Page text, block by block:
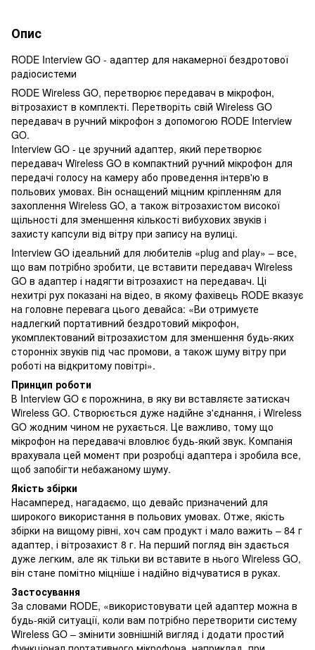
Опис
RODE Interview GO - адаптер для накамерної бездротової
радіосистеми
RODE Wireless GO, перетворює передавач в мікрофон,
вітрозахист в комплекті. Перетворіть свій Wireless GO
передавач в ручний мікрофон з допомогою RODE Interview
GO.
Interview GO - це зручний адаптер, який перетворює
передавач Wireless GO в компактний ручний мікрофон для
передачі голосу на камеру або проведення інтерв'ю в
польових умовах. Він оснащений міцним кріпленням для
захоплення Wireless GO, а також вітрозахистом високої
щільності для зменшення кількості вибухових звуків і
захисту капсули від вітру при запису на вулиці.
Interview GO ідеальний для любителів «plug and play» – все,
що вам потрібно зробити, це вставити передавач Wireless
GO в адаптер і надягти вітрозахист на передавач. Ці
нехитрі рух показані на відео, в якому фахівець RODE вказує
на головне перевага цього девайса: «Ви отримуєте
надлегкий портативний бездротовий мікрофон,
укомплектований вітрозахистом для зменшення будь-яких
сторонніх звуків під час промови, а також шуму вітру при
роботі на відкритому повітрі».
Принцип роботи
В Interview GO є порожнина, в яку ви вставляєте затискач
Wireless GO. Створюється дуже надійне з'єднання, і Wireless
GO жодним чином не рухається. Це важливо, тому що
мікрофон на передавачі вловлює будь-який звук. Компанія
врахувала цей момент при розробці адаптера і зробила все,
щоб запобігти небажаному шуму.
Якість збірки
Насамперед, нагадаємо, що девайс призначений для
широкого використання в польових умовах. Отже, якість
збірки на вищому рівні, хоч сам продукт і мало важить – 84 г
адаптер, і вітрозахист 8 г. На перший погляд він здається
дуже легким, але як тільки ви вставите в нього Wireless GO,
він стане помітно міцніше і надійно відчуватися в руках.
Застосування
За словами RODE, «використовувати цей адаптер можна в
будь-якій ситуації, коли вам потрібно перетворити систему
Wireless GO – змінити зовнішній вигляд і додати простий